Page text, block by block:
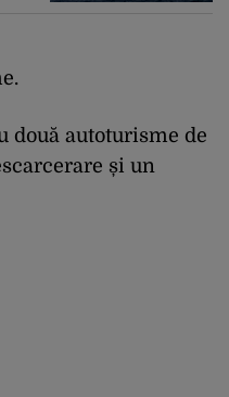
două autoturisme de
și un